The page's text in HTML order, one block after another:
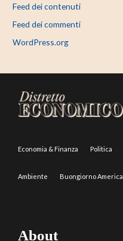
Feed dei contenuti
Feed dei commenti
WordPress.org
Economia & Finanza Politica
Ambiente Buongiorno America
About